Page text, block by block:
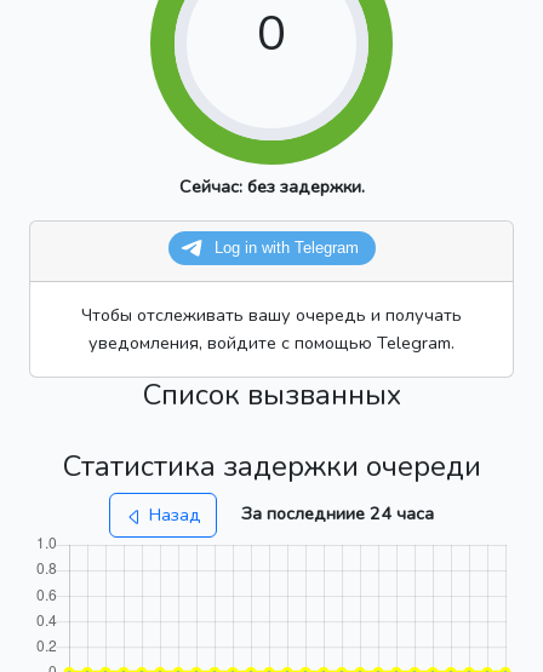
0
Сейчас: без задержки.
Чтобы отслеживать вашу очередь и получать
уведомления, войдите с помощью Telegram.
Список вызванных
Статистика задержки очереди
Назад За последниие 24 часа